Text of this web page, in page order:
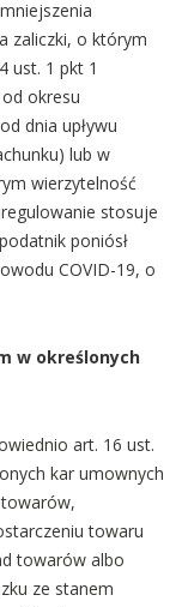
zaliczki, o którym
ust. 1 pkt 1
okresu
dnia upływu
lub w
wierzytelność
stosuje
poniósł
COVID-19, o
w określonych
art. 16 ust.
kar umownych
towaru
towarów albo
ze stanem